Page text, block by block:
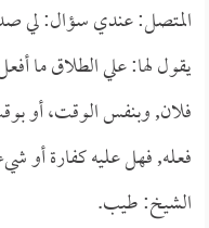
المتصل: عندي سؤال: لي
يقول لها: علي الطلاق ما
فلان, وبنفس الوقت، أو
فعله, فهل عليه كفارة أو
الشيخ: طيب.